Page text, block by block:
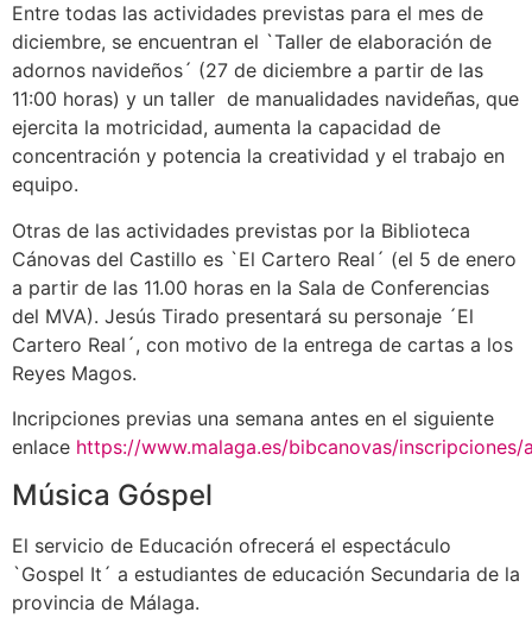
Entre todas las actividades previstas para el mes de
diciembre, se encuentran el `Taller de elaboración de
adornos navideños´ (27 de diciembre a partir de las
11:00 horas) y un taller de manualidades navideñas, que
ejercita la motricidad, aumenta la capacidad de
concentración y potencia la creatividad y el trabajo en
equipo.
Otras de las actividades previstas por la Biblioteca
Cánovas del Castillo es `El Cartero Real´ (el 5 de enero
a partir de las 11.00 horas en la Sala de Conferencias
del MVA). Jesús Tirado presentará su personaje ´El
Cartero Real´, con motivo de la entrega de cartas a los
Reyes Magos.
Incripciones previas una semana antes en el siguiente
enlace https://www.malaga.es/bibcanovas/inscripciones/
Música Góspel
El servicio de Educación ofrecerá el espectáculo
`Gospel It´ a estudiantes de educación Secundaria de la
provincia de Málaga.